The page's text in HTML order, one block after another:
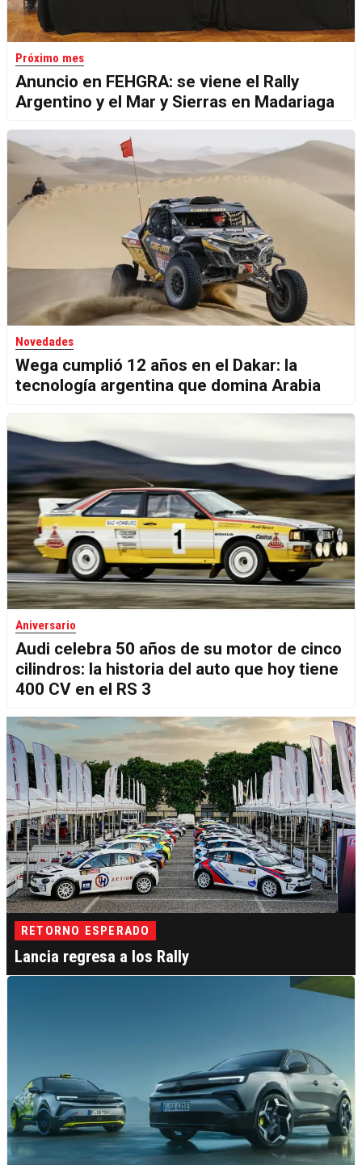
Próximo mes
Anuncio en FEHGRA: se viene el Rally
Argentino y el Mar y Sierras en Madariaga
Novedades
Wega cumplió 12 años en el Dakar: la
tecnología argentina que domina Arabia
Aniversario
Audi celebra 50 años de su motor de cinco
cilindros: la historia del auto que hoy tiene
400 CV en el RS 3
RETORNO ESPERADO
Lancia regresa a los Rally